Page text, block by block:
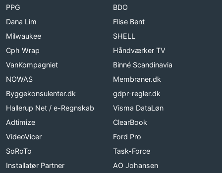
PPG
BDO
Dana Lim
Flise Bent
Milwaukee
SHELL
Cph Wrap
Håndværker TV
VanKompagniet
Binné Scandinavia
NOWAS
Membraner.dk
Byggekonsulenter.dk
gdpr-regler.dk
Hallerup Net / e-Regnskab
Visma DataLøn
Adtimize
ClearBook
VideoVicer
Ford Pro
SoRoTo
Task-Force
Installatør Partner
AO Johansen